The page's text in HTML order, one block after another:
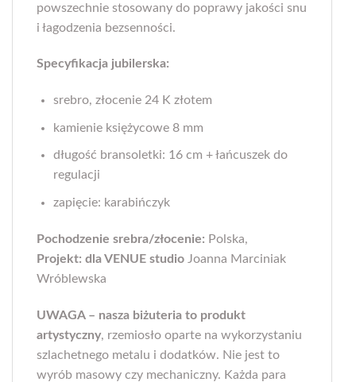
powszechnie stosowany do poprawy jakości snu
i łagodzenia bezsenności.
Specyfikacja jubilerska:
srebro, złocenie 24 K złotem
kamienie księżycowe 8 mm
długość bransoletki: 16 cm + łańcuszek do
regulacji
zapięcie: karabińczyk
Pochodzenie srebra/złocenie: Polska,
Projekt: dla VENUE studio Joanna Marciniak
Wróblewska
UWAGA – nasza biżuteria to produkt
artystyczny, rzemiosło oparte na wykorzystaniu
szlachetnego metalu i dodatków. Nie jest to
wyrób masowy czy mechaniczny. Każda para